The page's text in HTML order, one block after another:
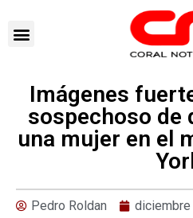
Imágenes
sospechoso de
una mujer en el
Pedro Roldan